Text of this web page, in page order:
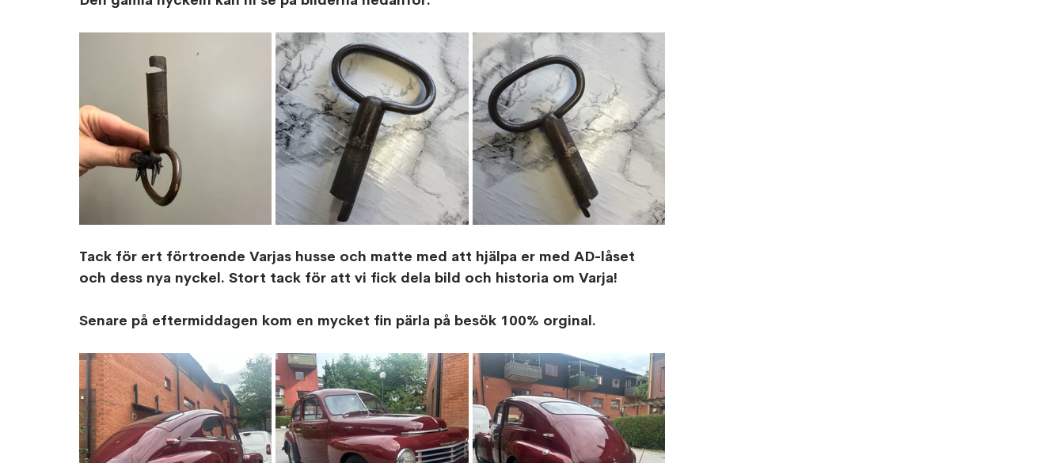
Tack för ert förtroende Varjas husse och matte med att hjälpa er med AD-låset
och dess nya nyckel. Stort tack för att vi fick dela bild och historia om Varja!
Senare på eftermiddagen kom en mycket fin pärla på besök 100% orginal.